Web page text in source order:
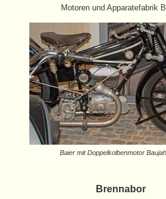
Motoren und Apparatefabrik
Baier mit Doppelkolbenmotor
Brennabor